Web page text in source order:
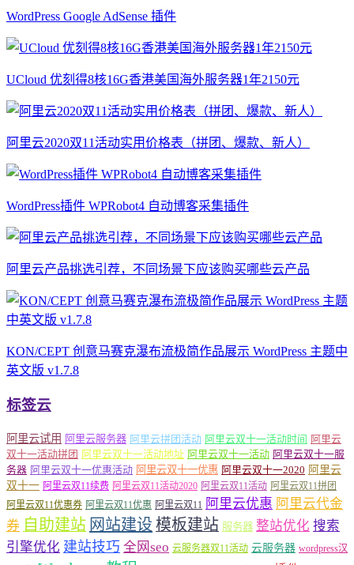
WordPress Google AdSense 插件
UCloud 优刻得8核16G香港美国海外服务器1年2150元
阿里云2020双11活动实用价格表（拼团、爆款、新人）
WordPress插件 WPRobot4 自动博客采集插件
阿里云产品挑选引荐，不同场景下应该购买哪些云产品
KON/CEPT 创意马赛克瀑布流极简作品展示 WordPress 主题中
英文版 v1.7.8
标签云
阿里云试用 阿里云服务器 阿里云拼团活动 阿里云双十一活动时间 阿里云
双十一活动拼团 阿里云双十一活动地址 阿里云双十一活动 阿里云双十一服
务器 阿里云双十一优惠活动 阿里云双十一优惠 阿里云双十一2020 阿里云
双十一 阿里云双11续费 阿里云双11活动2020 阿里云双11活动 阿里云双11拼团
阿里云双11优惠券 阿里云双11优惠 阿里云双11 阿里云优惠 阿里云代金
券 自助建站 网站建设 模板建站 服务器 整站优化 搜索
引擎优化 建站技巧 全网seo 云服务器双11活动 云服务器 wordpress汉